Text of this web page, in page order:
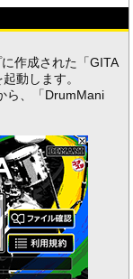
作成された「GITA
動します。
ら、「DrumMani